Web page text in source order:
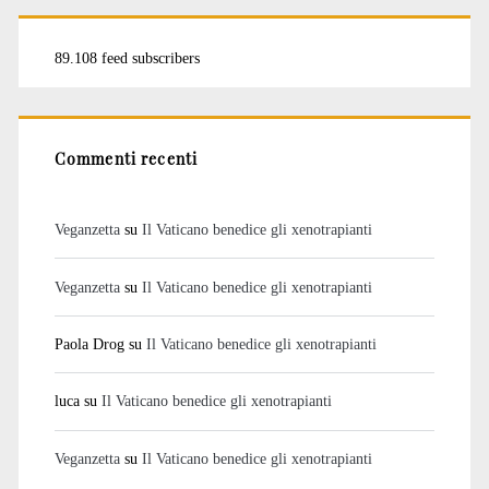
89.108 feed subscribers
Commenti recenti
Veganzettasu Il Vaticano benedice gli xenotrapianti
Veganzettasu Il Vaticano benedice gli xenotrapianti
Paola Drogsu Il Vaticano benedice gli xenotrapianti
lucasu Il Vaticano benedice gli xenotrapianti
Veganzettasu Il Vaticano benedice gli xenotrapianti